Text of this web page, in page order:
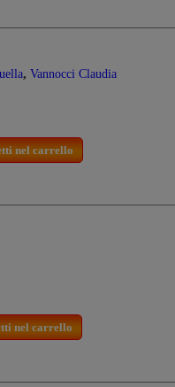
, Vannocci Claudia
nel carrello
nel carrello